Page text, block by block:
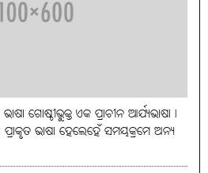
ଗୋଷ୍ଠୀଭୁକ୍ତ ଏକ ପ୍ରାଚୀନ ଆର୍ଯ୍ୟଭାଷା।
ଭାଷା ହେଲେହେଁ ସମୟକ୍ରମେ ଅନ୍ୟ